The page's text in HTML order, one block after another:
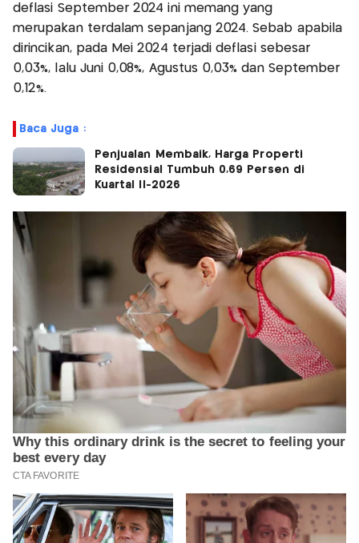
deflasi September 2024 ini memang yang
merupakan terdalam sepanjang 2024. Sebab apabila
dirincikan, pada Mei 2024 terjadi deflasi sebesar
0,03%, lalu Juni 0,08%, Agustus 0,03% dan September
0,12%.
Baca Juga :
Penjualan Membaik, Harga Properti
Residensial Tumbuh 0,69 Persen di
Kuartal II-2026